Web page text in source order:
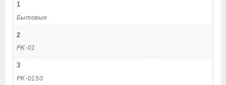
1
Бытовые
2
PK-01
3
PK-0150